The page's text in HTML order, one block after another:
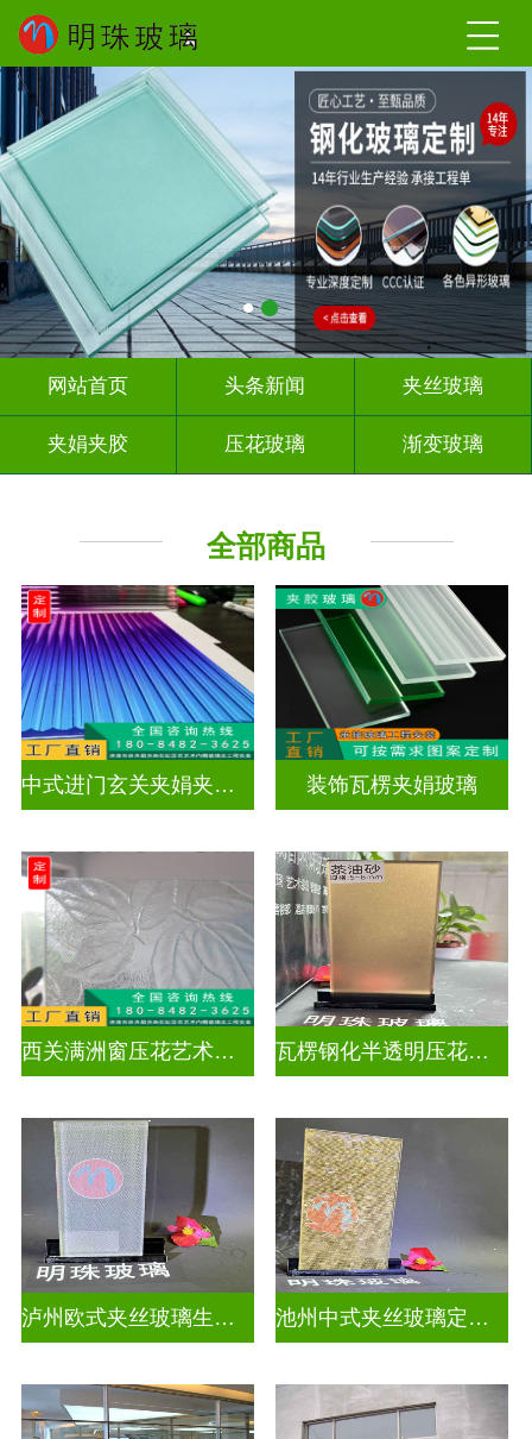
网站首页 头条新闻 夹丝玻璃
夹娟夹胶 压花玻璃 渐变玻璃
全部商品
中式进门玄关夹娟夹丝玻璃 装饰瓦楞夹娟玻璃
西关满洲窗压花艺术玻璃门窗 瓦楞钢化半透明压花玻璃
泸州欧式夹丝玻璃生产厂家地址 池州中式夹丝玻璃定做厂